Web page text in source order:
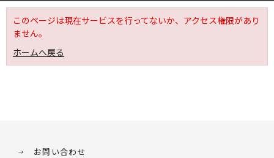
このページは現在サービスを行ってないか、アクセス権限があり
ません。
ホームへ戻る
お問い合わせ